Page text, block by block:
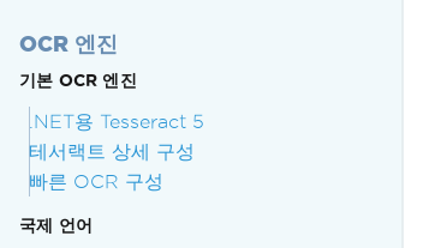
OCR 엔진
기본 OCR 엔진
.NET용 Tesseract 5
테서랙트 상세 구성
빠른 OCR 구성
국제 언어